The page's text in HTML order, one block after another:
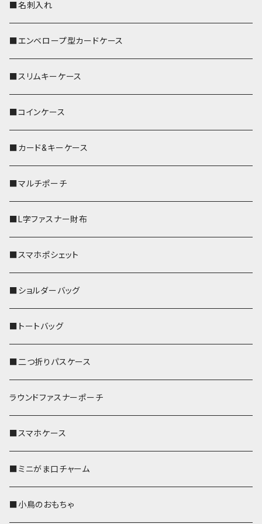
■名刺入れ
■エンベロープ型カードケース
■スリムキーケース
■コインケース
■カード&キーケース
■マルチポーチ
■L字ファスナー財布
■スマホポシェット
■ショルダーバッグ
■トートバッグ
■二つ折りパスケース
ラウンドファスナーポーチ
■スマホケース
■ミニがま口チャーム
■小鳥のおもちゃ